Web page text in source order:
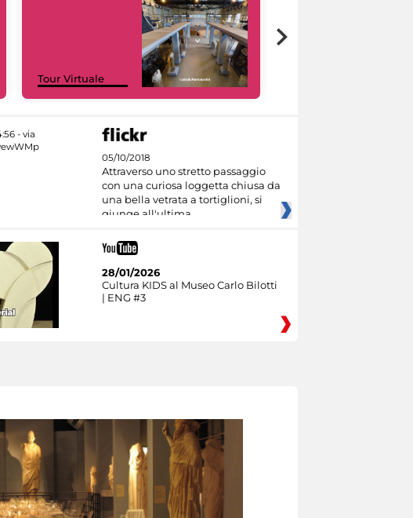
Tour Virtuale
05/10/2018
Attraverso uno stretto passaggio
con una curiosa loggetta chiusa da
una bella vetrata a tortiglioni, si
giunge all'ultima
28/01/2026
Cultura KIDS al Museo Carlo Bilotti
| ENG #3